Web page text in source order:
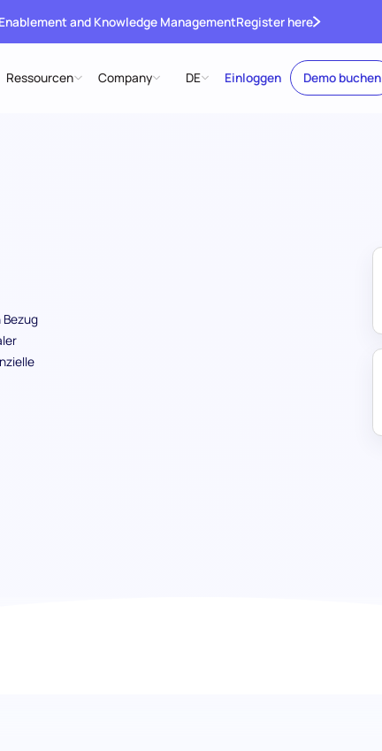
and Knowledge ManagementRegister here
Ressourcen Company DE Einloggen Demo buchen